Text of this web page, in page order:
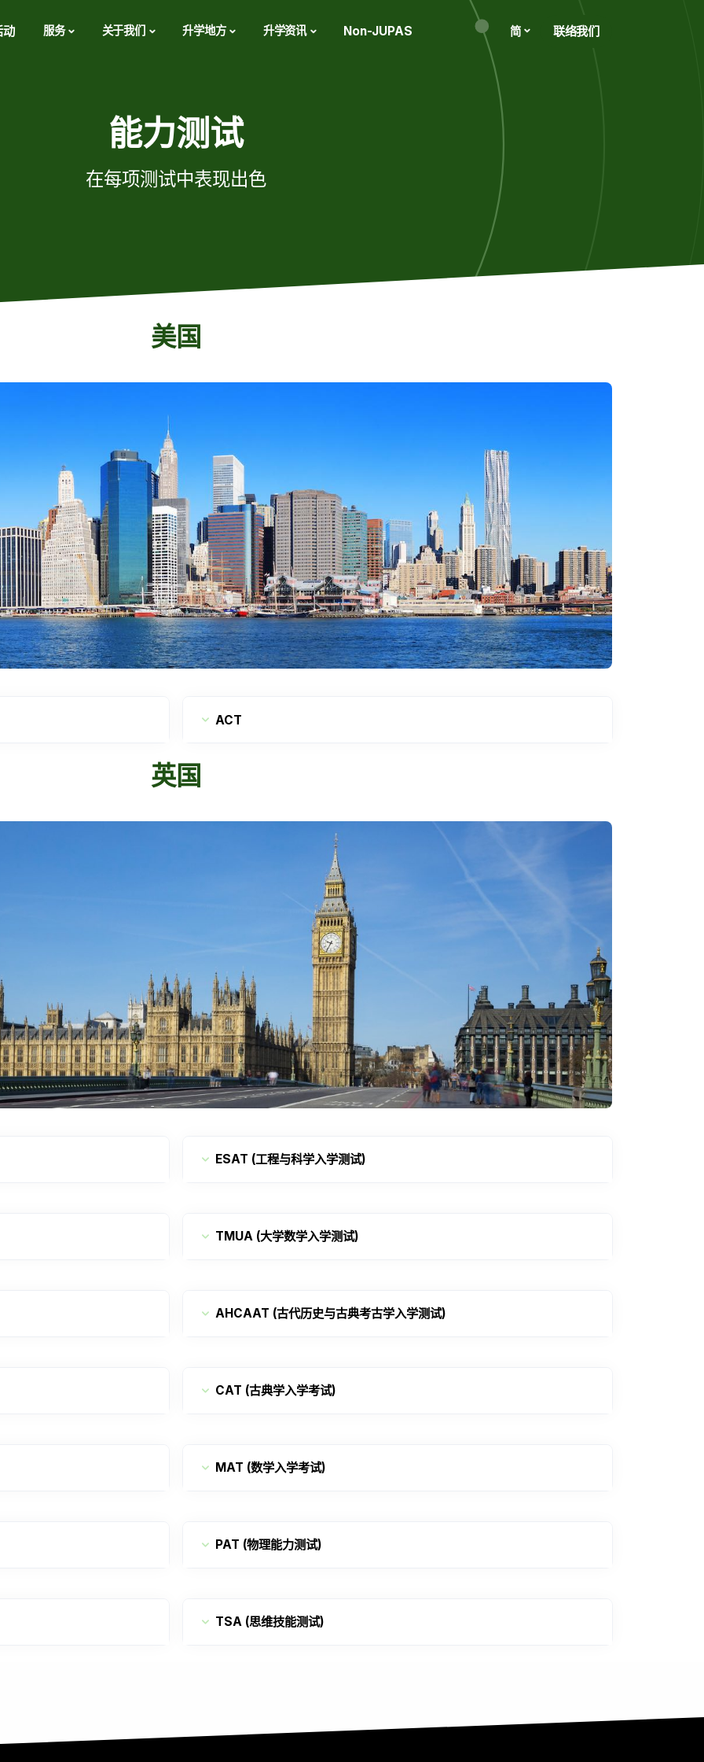
动 服务 关于我们 升学地方 升学资讯 Non-JUPAS 简 联络我们
能力测试
在每项测试中表现出色
美国
ACT
英国
ESAT (工程与科学入学测试)
TMUA (大学数学入学测试)
AHCAAT (古代历史与古典考古学入学测试)
CAT (古典学入学考试)
MAT (数学入学考试)
PAT (物理能力测试)
TSA (思维技能测试)